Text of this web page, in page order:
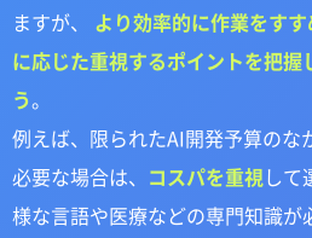
ますが、 より効率的に作業をす
に応じた重視するポイントを把握
う。
例えば、限られたAI開発予算のな
必要な場合は、 コスパを重視して
様な言語や医療などの専門知識が